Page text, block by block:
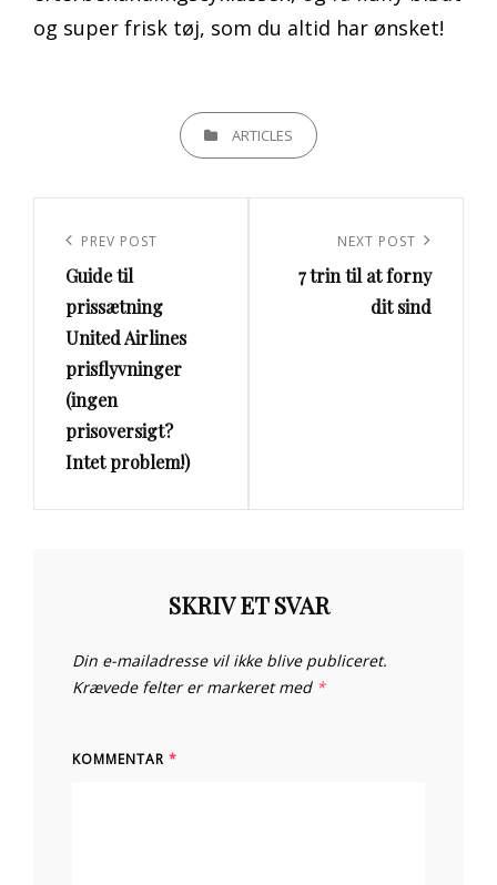
og super frisk tøj, som du altid har ønsket!
CATEGORIESARTICLES
Previous
Post
PREV POST
Guide til
prissætning
United Airlines
prisflyvninger
(ingen
prisoversigt?
Intet problem!)
Post
NEXT POST
7 trin til at forny
dit sind
SKRIV ET SVAR
Din e-mailadresse vil ikke blive publiceret.
Krævede felter er markeret med *
KOMMENTAR *